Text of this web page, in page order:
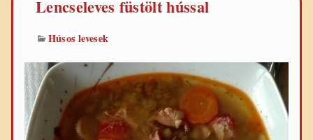
Lencseleves füstölt hússal
Húsos levesek